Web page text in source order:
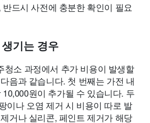
드시 사전에 충분한 확인이 필요
기는 경우
청소 과정에서 추가 비용이 발생할
음과 같습니다. 첫 번째는 가전 내
원이 추가될 수 있습니다. 두
이나 오염 제거 시 비용이 따로 발
거나 실리콘, 페인트 제거가 해당